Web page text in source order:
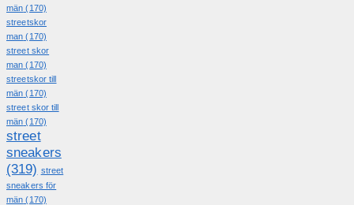
män (170)
streetskor
man (170)
street skor
man (170)
streetskor till
män (170)
street skor till
män (170)
street
sneakers
(319) street
sneakers för
män (170)